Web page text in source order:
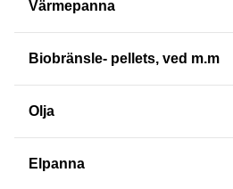
Värmepanna
Biobränsle- pellets, ved m.m
Olja
Elpanna